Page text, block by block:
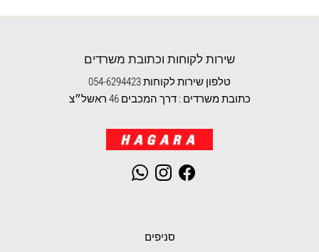
שירות לקוחות וכתובת משרדים
טלפון שירות לקוחות 054-6294423
כתובת משרדים : דרך המכבים 46 ראשל״צ
Facebook
Instagram
WhatsApp
סניפים